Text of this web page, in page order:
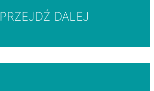
PRZEJDŹ DALEJ